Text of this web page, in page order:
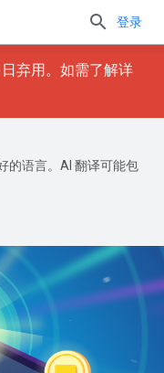
登录
弃用。如需了解详
的语言。AI 翻译可能包